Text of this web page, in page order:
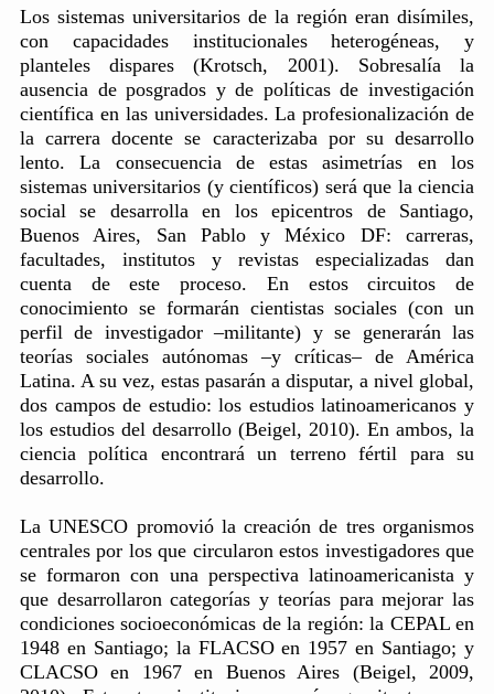
Los sistemas universitarios de la región eran disímiles,
con capacidades institucionales heterogéneas, y
planteles dispares (Krotsch, 2001). Sobresalía la
ausencia de posgrados y de políticas de investigación
científica en las universidades. La profesionalización de
la carrera docente se caracterizaba por su desarrollo
lento. La consecuencia de estas asimetrías en los
sistemas universitarios (y científicos) será que la ciencia
social se desarrolla en los epicentros de Santiago,
Buenos Aires, San Pablo y México DF: carreras,
facultades, institutos y revistas especializadas dan
cuenta de este proceso. En estos circuitos de
conocimiento se formarán cientistas sociales (con un
perfil de investigador –militante) y se generarán las
teorías sociales autónomas –y críticas– de América
Latina. A su vez, estas pasarán a disputar, a nivel global,
dos campos de estudio: los estudios latinoamericanos y
los estudios del desarrollo (Beigel, 2010). En ambos, la
ciencia política encontrará un terreno fértil para su
desarrollo.
La UNESCO promovió la creación de tres organismos
centrales por los que circularon estos investigadores que
se formaron con una perspectiva latinoamericanista y
que desarrollaron categorías y teorías para mejorar las
condiciones socioeconómicas de la región: la CEPAL en
1948 en Santiago; la FLACSO en 1957 en Santiago; y
CLACSO en 1967 en Buenos Aires (Beigel, 2009,